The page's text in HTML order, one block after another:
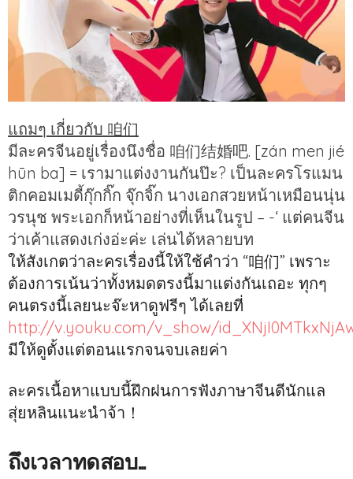
แถมๆ เกี่ยวกับ 咱们
มีละครจีนอยู่เรื่องนึงชื่อ 咱们结婚吧. [zán men jié
hūn ba] = เรามาแต่งงานกันป๊ะ? เป็นละครโรแมน
ติกคอมเมดี้กุ๊กกิ๊ก จุ๊กจิ๊ก นางเอกสวยหน้าเหมือนนุ่น
วรนุช พระเอกก็หน้าอย่างที่เห็นในรูป – -‘ แต่คนจีน
ว่าเค้าแสดงเก่งอ่ะค่ะ เล่นได้หลายบท
ให้สังเกตว่าละครเรื่องนี้ให้ใช้คำว่า “咱们” เพราะ
ต้องการเน้นว่าทั้งหมดตรงนี้มาแต่งกันเถอะ ทุกๆ
คนตรงนี้เลยนะจ๊ะหาดูฟรีๆ ได้เลยที่
http://v.youku.com/v_show/
มีให้ดูตั้งแต่ตอนแรกจนจบเลยค่า
ละครเนื้อหาแบบนี้ฝึกฝนการฟังภาษาจีนดีนักแล
สุ่ยหลินแนะนำจ้า！
ถึงเวลาทดสอบ…